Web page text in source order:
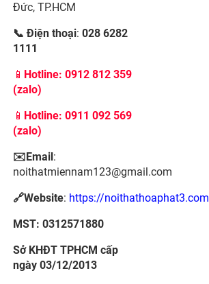
Đức, TP.HCM
📞 Điện thoại: 028 6282
1111
📱 Hotline: 0912 812 359
(zalo)
📱 Hotline: 0911 092 569
(zalo)
✉️Email :
noithatmiennam123@gmail.com
🔗Website: https://noithathoaphat3.com
MST: 0312571880
Sở KHĐT TPHCM cấp
ngày 03/12/2013